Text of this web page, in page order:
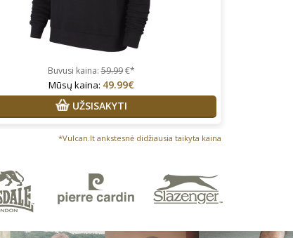
Buvusi kaina:59.99€*
Mūsų kaina: 49.99€
UŽSISAKYTI
*Vulcan.lt ankstesnė didžiausia taikyta kaina